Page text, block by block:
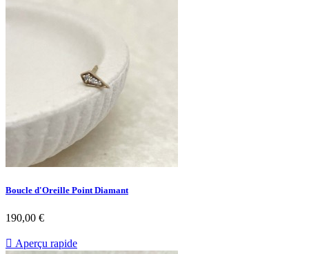
Boucle d'Oreille Point Diamant
Prix
190,00 €
 Aperçu rapide